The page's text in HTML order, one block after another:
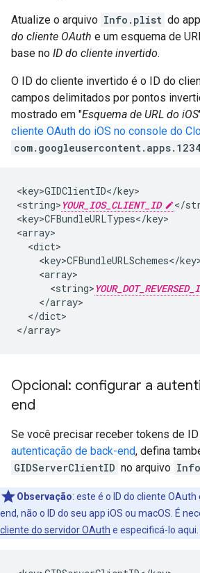
Atualize o arquivo Info.plist do
do cliente OAuth e um esquema de
base no ID do cliente invertido.
O ID do cliente invertido é o ID do
campos delimitados por pontos
mostrado em "Esquema de URL do iOS
cliente OAuth do iOS no console do
<key>GIDClientID</key>
<string> YOUR_IOS_CLIENT_ID
</
<key>CFBundleURLTypes</key>
<array>
  <dict>
<key>CFBundleURLSchemes</
    <array>
      <string>
    </array>
  </dict>
</array>
Opcional: configurar a
end
Se você precisar receber tokens de
autenticação de back-end, defina
GIDServerClientID no arquivo
Observação: este é o ID do cliente
end, não o ID do seu app iOS ou macOS. É
cliente do servidor OAuth e especificá-lo aqui.